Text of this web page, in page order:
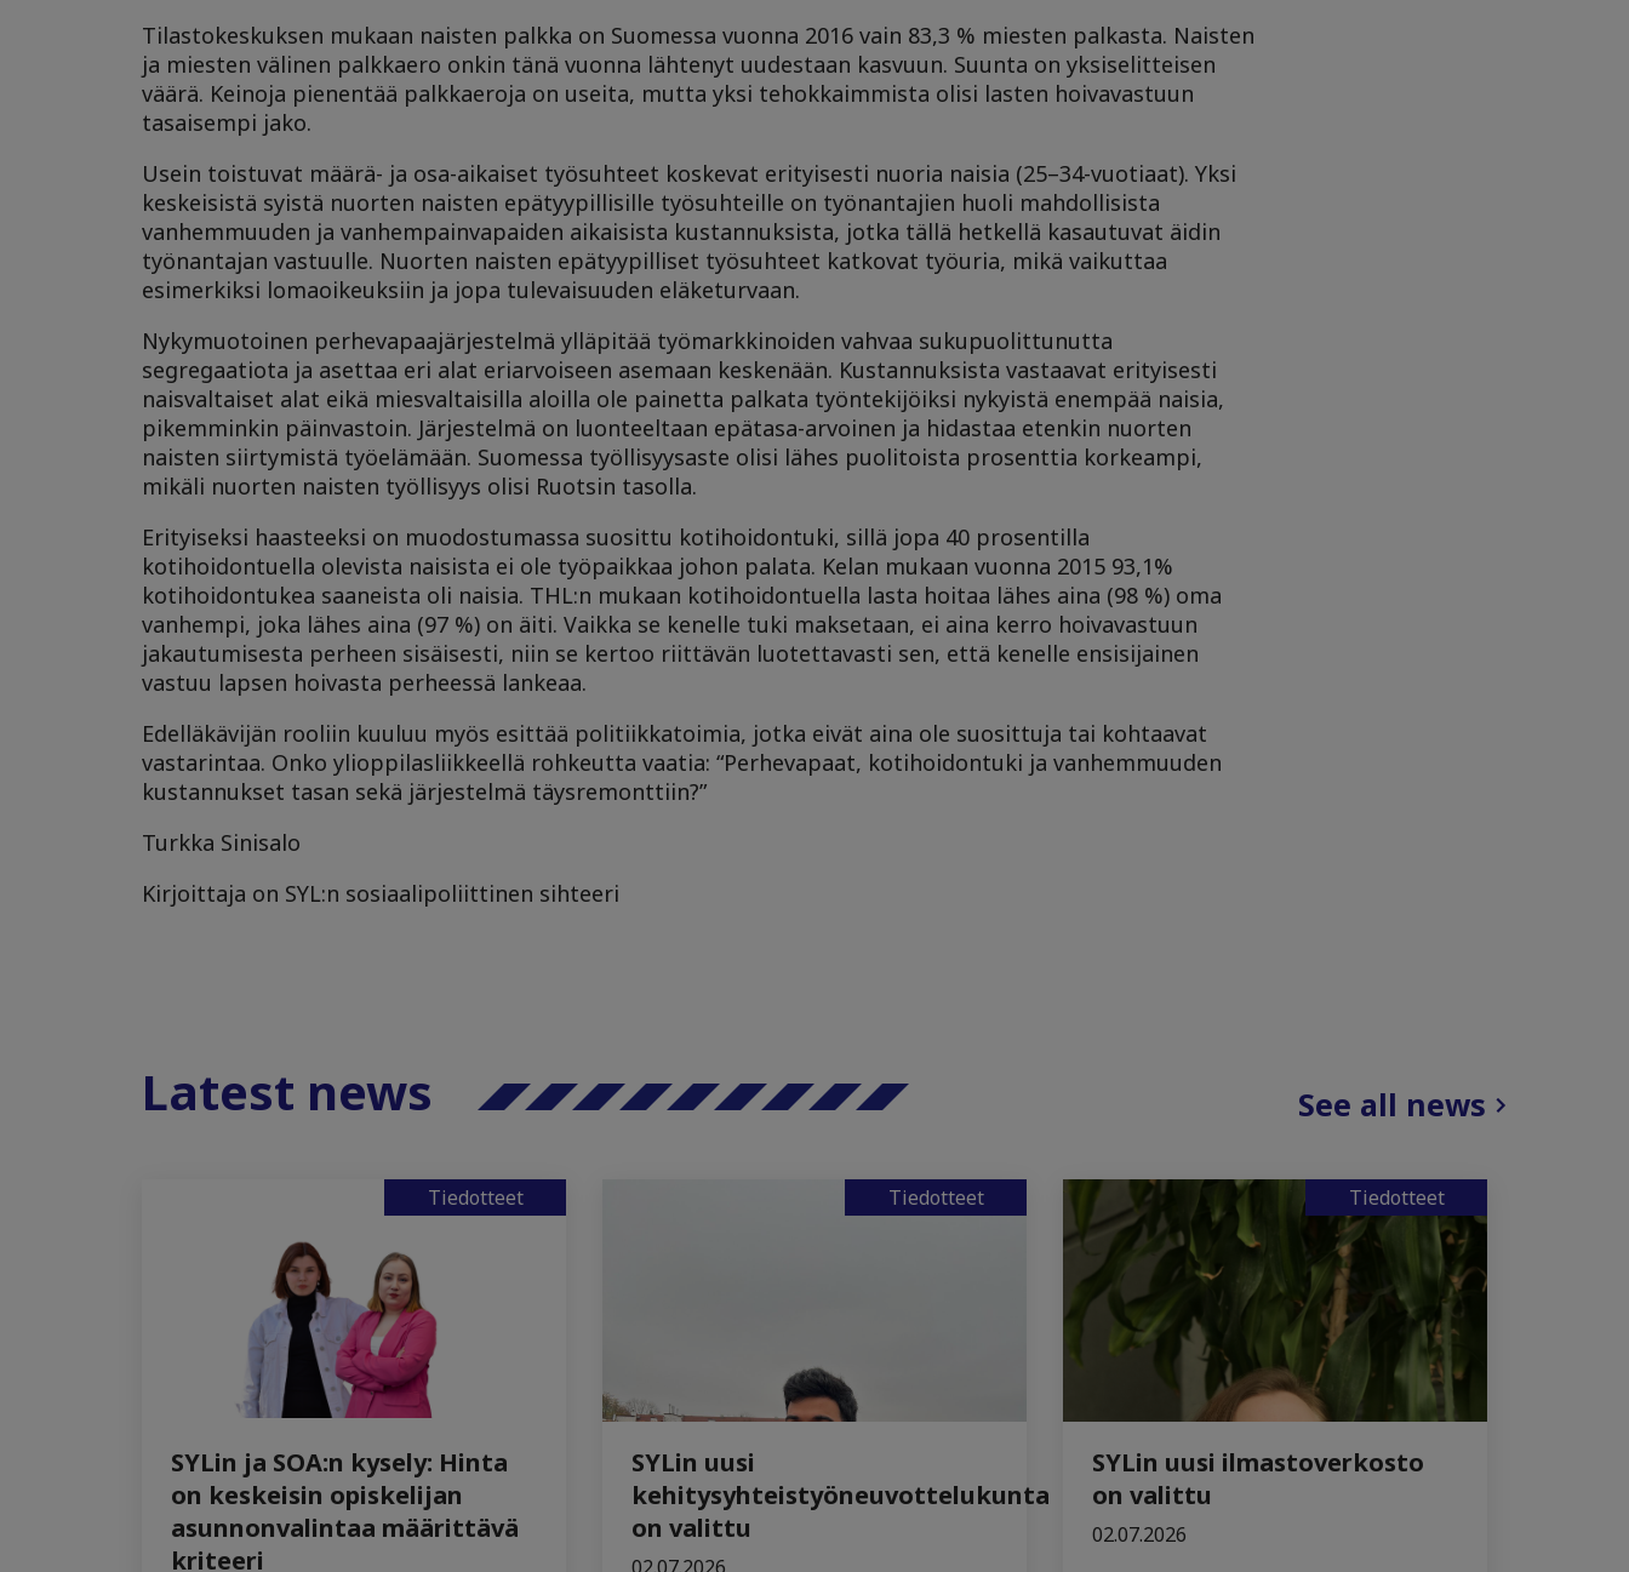
Tilastokeskuksen mukaan naisten palkka on Suomessa vuonna 2016 vain 83,3 % miesten palkasta. Naisten
ja miesten välinen palkkaero onkin tänä vuonna lähtenyt uudestaan kasvuun. Suunta on yksiselitteisen
väärä. Keinoja pienentää palkkaeroja on useita, mutta yksi tehokkaimmista olisi lasten hoivavastuun
tasaisempi jako.
Usein toistuvat määrä- ja osa-aikaiset työsuhteet koskevat erityisesti nuoria naisia (25–34-vuotiaat). Yksi
keskeisistä syistä nuorten naisten epätyypillisille työsuhteille on työnantajien huoli mahdollisista
vanhemmuuden ja vanhempainvapaiden aikaisista kustannuksista, jotka tällä hetkellä kasautuvat äidin
työnantajan vastuulle. Nuorten naisten epätyypilliset työsuhteet katkovat työuria, mikä vaikuttaa
esimerkiksi lomaoikeuksiin ja jopa tulevaisuuden eläketurvaan.
Nykymuotoinen perhevapaajärjestelmä ylläpitää työmarkkinoiden vahvaa sukupuolittunutta
segregaatiota ja asettaa eri alat eriarvoiseen asemaan keskenään. Kustannuksista vastaavat erityisesti
naisvaltaiset alat eikä miesvaltaisilla aloilla ole painetta palkata työntekijöiksi nykyistä enempää naisia,
pikemminkin päinvastoin. Järjestelmä on luonteeltaan epätasa-arvoinen ja hidastaa etenkin nuorten
naisten siirtymistä työelämään. Suomessa työllisyysaste olisi lähes puolitoista prosenttia korkeampi,
mikäli nuorten naisten työllisyys olisi Ruotsin tasolla.
Erityiseksi haasteeksi on muodostumassa suosittu kotihoidontuki, sillä jopa 40 prosentilla
kotihoidontuella olevista naisista ei ole työpaikkaa johon palata. Kelan mukaan vuonna 2015 93,1%
kotihoidontukea saaneista oli naisia. THL:n mukaan kotihoidontuella lasta hoitaa lähes aina (98 %) oma
vanhempi, joka lähes aina (97 %) on äiti. Vaikka se kenelle tuki maksetaan, ei aina kerro hoivavastuun
jakautumisesta perheen sisäisesti, niin se kertoo riittävän luotettavasti sen, että kenelle ensisijainen
vastuu lapsen hoivasta perheessä lankeaa.
Edelläkävijän rooliin kuuluu myös esittää politiikkatoimia, jotka eivät aina ole suosittuja tai kohtaavat
vastarintaa. Onko ylioppilasliikkeellä rohkeutta vaatia: “Perhevapaat, kotihoidontuki ja vanhemmuuden
kustannukset tasan sekä järjestelmä täysremonttiin?”
Turkka Sinisalo
Kirjoittaja on SYL:n sosiaalipoliittinen sihteeri
Latest news See all news
Tiedotteet
SYLin ja SOA:n kysely: Hinta
on keskeisin opiskelijan
asunnonvalintaa määrittävä
kriteeri
Tiedotteet
SYLin uusi
kehitysyhteistyöneuvottelukunta
on valittu
Tiedotteet
SYLin uusi ilmastoverkosto
on valittu
02.07.2026